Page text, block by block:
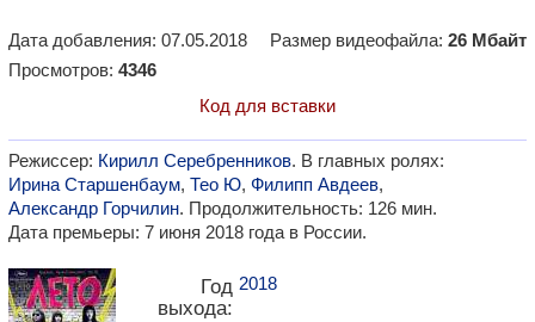
Дата добавления: 07.05.2018 Размер видеофайла: 26 Мбайт
Просмотров: 4346
Код для вставки
Режиссер: Кирилл Серебренников. В главных ролях:
Ирина Старшенбаум, Тео Ю, Филипп Авдеев,
Александр Горчилин. Продолжительность: 126 мин.
Дата премьеры: 7 июня 2018 года в России.
Год
выхода:
2018